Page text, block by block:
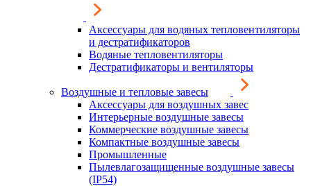
Аксессуары для водяных тепловентиляторы
и дестратификаторов
Водяные тепловентиляторы
Дестратификаторы и вентиляторы
Воздушные и тепловые завесы
Аксессуары для воздушных завес
Интерьерные воздушные завесы
Коммерческие воздушные завесы
Компактные воздушные завесы
Промышленные
Пылевлагозащищенные воздушные завесы
(IP54)